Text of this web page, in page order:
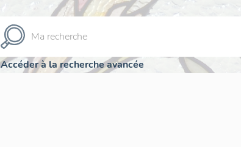
Accéder à la recherche avancée